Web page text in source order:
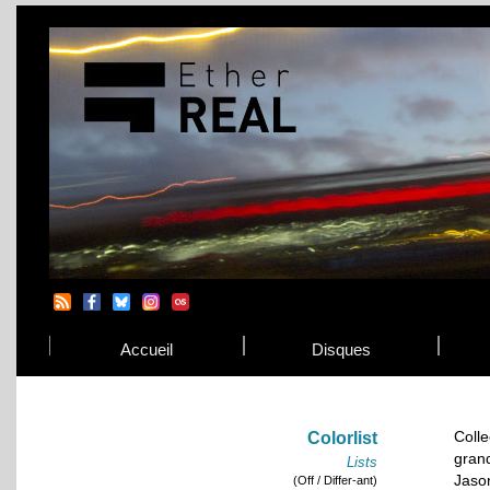
Accueil Disques
Colorlist
Lists
(Off / Differ-ant)